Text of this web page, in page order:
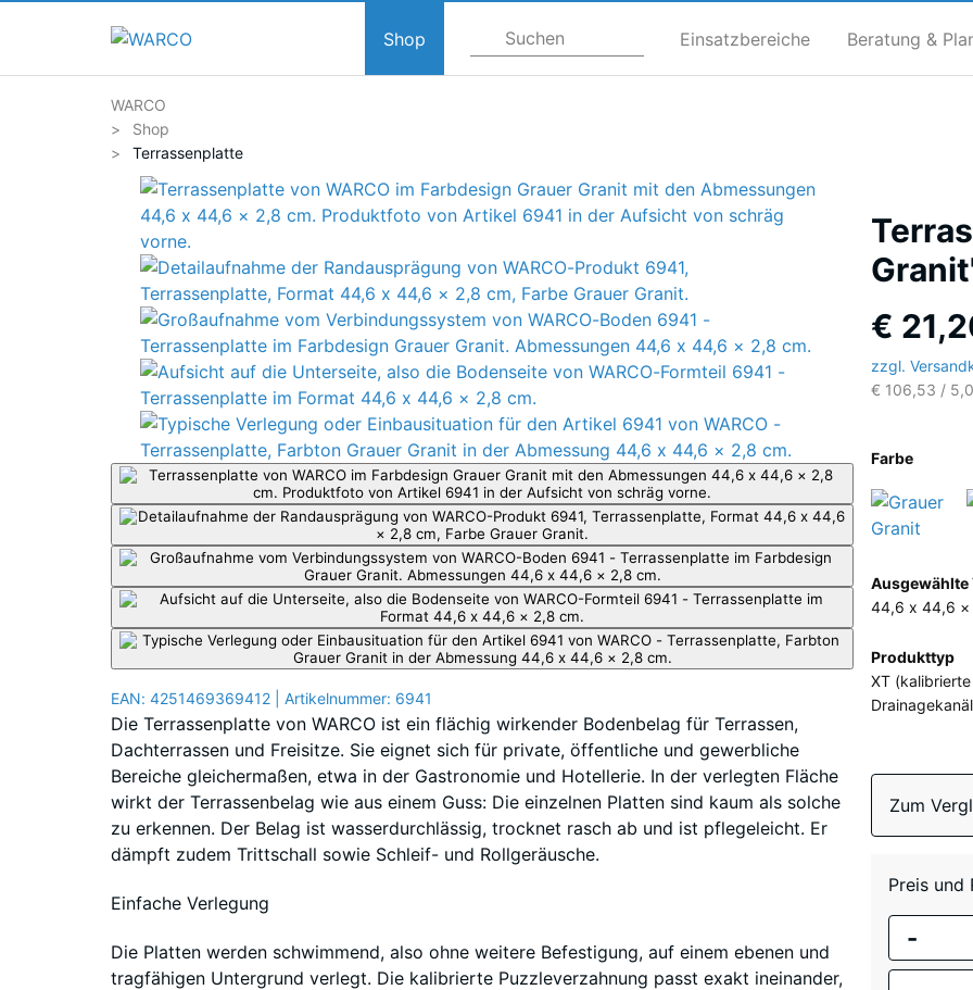
Shop Einsatzbereiche Beratung &
WARCO
Shop
Terrassenplatte
€
zzgl.
€ 106,53 /
EAN: 4251469369412 | Artikelnummer: 6941
Die Terrassenplatte von WARCO ist ein flächig wirkender Bodenbelag für Terrassen,
Dachterrassen und Freisitze. Sie eignet sich für private, öffentliche und gewerbliche
Bereiche gleichermaßen, etwa in der Gastronomie und Hotellerie. In der verlegten Fläche
wirkt der Terrassenbelag wie aus einem Guss: Die einzelnen Platten sind kaum als solche
zu erkennen. Der Belag ist wasserdurchlässig, trocknet rasch ab und ist pflegeleicht. Er
dämpft zudem Trittschall sowie Schleif- und Rollgeräusche.
Einfache Verlegung
Die Platten werden schwimmend, also ohne weitere Befestigung, auf einem ebenen und
tragfähigen Untergrund verlegt. Die kalibrierte Puzzleverzahnung passt exakt ineinander,
Farbe
zu
Farben?
Ausgewählte
44,6 x 44,6 ×
Produkttyp
XT
Zum
Preis und
-